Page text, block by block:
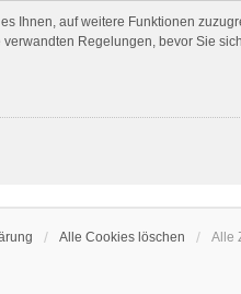
Ihnen, auf weitere Funktionen
Regelungen, bevor Sie
Alle Cookies löschen Alle